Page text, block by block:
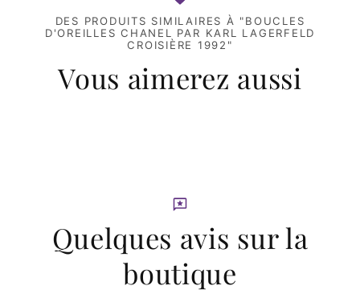
DES PRODUITS SIMILAIRES À "BOUCLES
D'OREILLES CHANEL PAR KARL LAGERFELD
CROISIÈRE 1992"
Vous aimerez aussi
Quelques avis sur la
boutique